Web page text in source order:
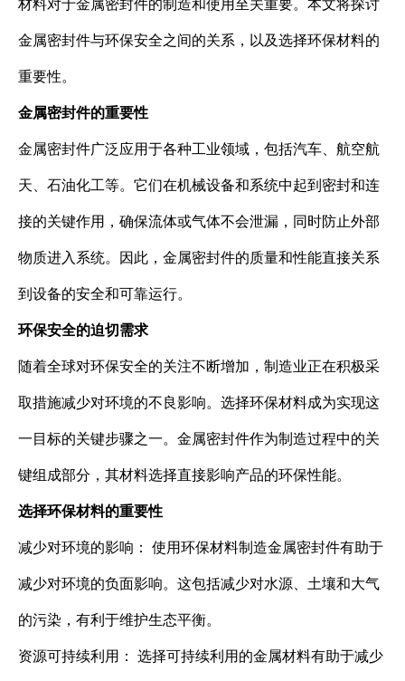
金属密封件与环保安全之间的关系，以及选择环保材料的
重要性。
金属密封件的重要性
金属密封件广泛应用于各种工业领域，包括汽车、航空航
天、石油化工等。它们在机械设备和系统中起到密封和连
接的关键作用，确保流体或气体不会泄漏，同时防止外部
物质进入系统。因此，金属密封件的质量和性能直接关系
到设备的安全和可靠运行。
环保安全的迫切需求
随着全球对环保安全的关注不断增加，制造业正在积极采
取措施减少对环境的不良影响。选择环保材料成为实现这
一目标的关键步骤之一。金属密封件作为制造过程中的关
键组成部分，其材料选择直接影响产品的环保性能。
选择环保材料的重要性
减少对环境的影响： 使用环保材料制造金属密封件有助于
减少对环境的负面影响。这包括减少对水源、土壤和大气
的污染，有利于维护生态平衡。
资源可持续利用： 选择可持续利用的金属材料有助于减少